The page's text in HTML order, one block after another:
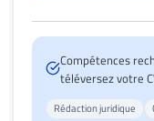
À
propos
Infolettre
Compétences
téléversez votre
Rédaction juridique